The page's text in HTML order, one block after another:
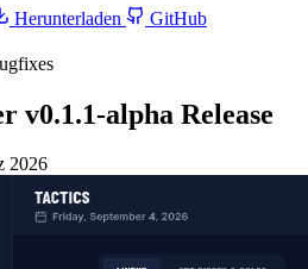
Herunterladen
GitHub
v0.1.1-alpha Release
2026